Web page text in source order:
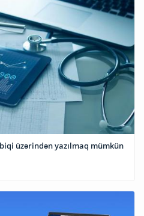
üzərindən yazılmaq mümkün